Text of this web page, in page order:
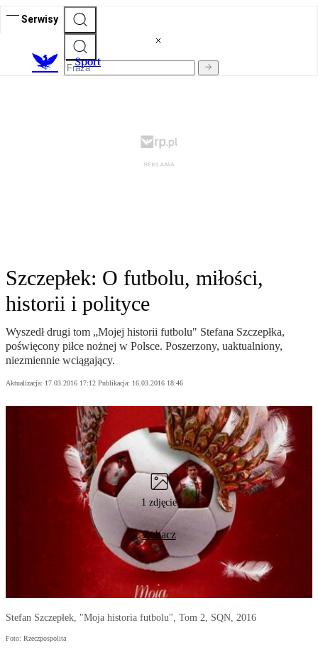
Serwisy
Sport
Szczepłek: O futbolu, miłości,
historii i polityce
Wyszedł drugi tom „Mojej historii futbolu" Stefana Szczepłka,
poświęcony piłce nożnej w Polsce. Poszerzony, uaktualniony,
niezmiennie wciągający.
Aktualizacja: 17.03.2016 17:12 Publikacja: 16.03.2016 18:46
1 zdjęcie
Zobacz
Stefan Szczepłek, "Moja historia futbolu", Tom 2, SQN, 2016
Foto: Rzeczpospolita